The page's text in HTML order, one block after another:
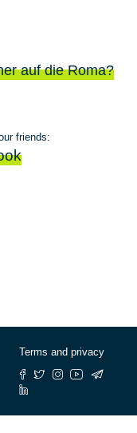
auf die Roma?
friends:
Terms and privacy